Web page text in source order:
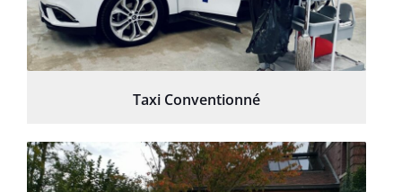
Taxi Conventionné